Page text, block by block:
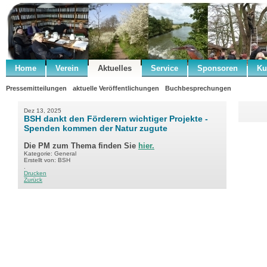
Home Verein Aktuelles Service Sponsoren
Pressemitteilungen aktuelle Veröffentlichungen Buchbesprechungen
Dez 13, 2025
BSH dankt den Förderern wichtiger Projekte -
Spenden kommen der Natur zugute
Die PM zum Thema finden Sie hier.
Kategorie: General
Erstellt von: BSH
Drucken
Zurück